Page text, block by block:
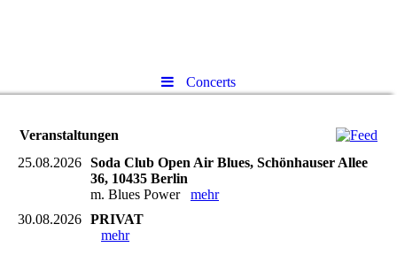
Concerts
Veranstaltungen
25.08.2026 Soda Club Open Air Blues, Schönhauser Allee
36, 10435 Berlin
m. Blues Power mehr
30.08.2026 PRIVAT
mehr